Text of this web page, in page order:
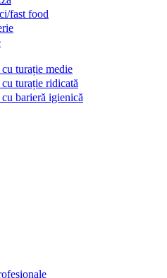
fast food
turație medie
turație ridicată
barieră igienică